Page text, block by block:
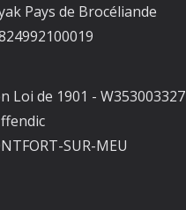
Pays de Brocéliande
Loi de 1901 - W353003327
SUR-MEU